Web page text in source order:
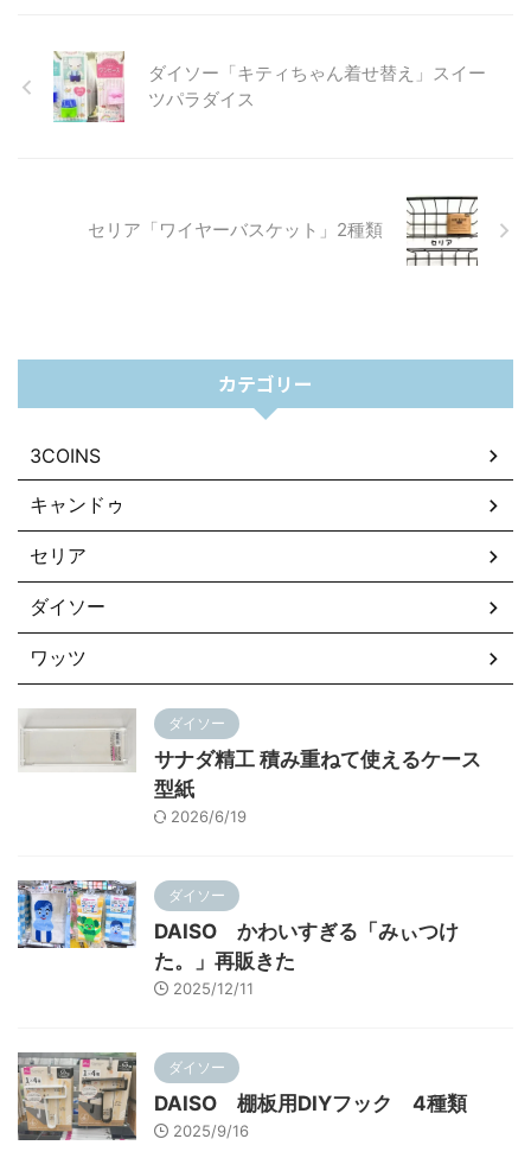
ダイソー「キティちゃん着せ替え」スイー
ツパラダイス
セリア「ワイヤーバスケット」2種類
カテゴリー
3COINS
キャンドゥ
セリア
ダイソー
ワッツ
ダイソー
サナダ精工 積み重ねて使えるケース
型紙
2026/6/19
ダイソー
DAISO かわいすぎる「みぃつけ
た。」再販きた
2025/12/11
ダイソー
DAISO 棚板用DIYフック 4種類
2025/9/16